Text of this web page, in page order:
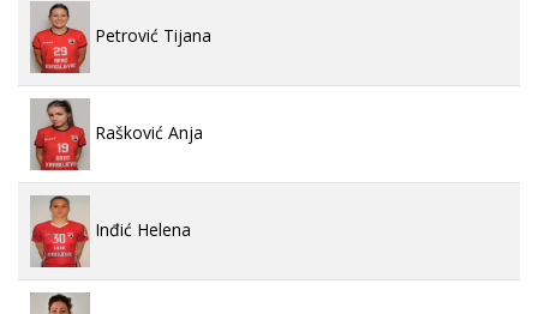
Petrović Tijana
Rašković Anja
Inđić Helena